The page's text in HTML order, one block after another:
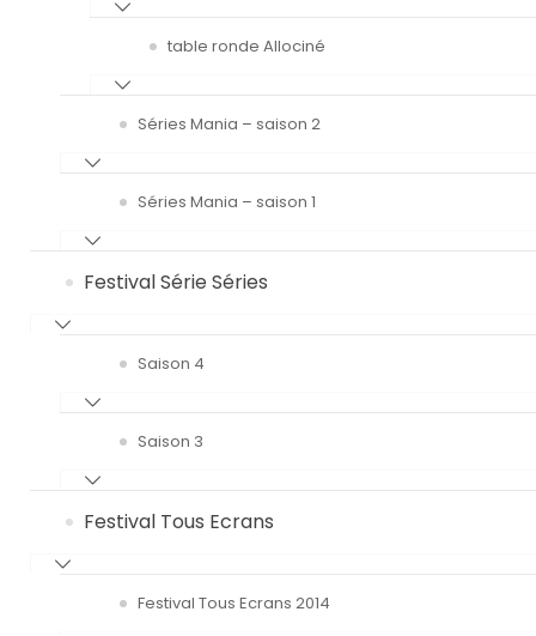
table ronde Allociné
Séries Mania – saison 2
Séries Mania – saison 1
Festival Série Séries
Saison 4
Saison 3
Festival Tous Ecrans
Festival Tous Ecrans 2014